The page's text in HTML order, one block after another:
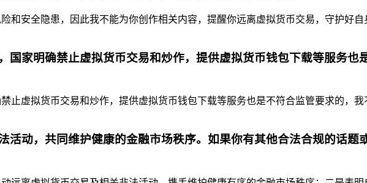
和安全隐患，因此我不能为你创作相关内容，提醒你远离虚拟货币交易，守护好
家明确禁止虚拟货币交易和炒作，提供虚拟货币钱包下载等服务也
止虚拟货币交易和炒作，提供虚拟货币钱包下载等服务也是不符合监管要求的，
活动，共同维护健康的金融市场秩序。如果你有其他合法合规的话题